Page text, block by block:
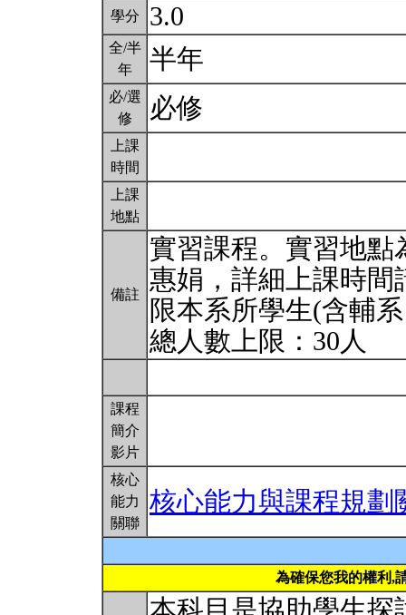
學分 3.0
全/半
年
半年
必/選
修
必修
上課
時間
上課
地點
備註
實習課程。實習地
惠娟，詳細上課時間
限本系所學生(含輔
總人數上限：30人
課程
簡介
影片
核心
能力
關聯
核心能力與課程規劃
為確保您我的權利,